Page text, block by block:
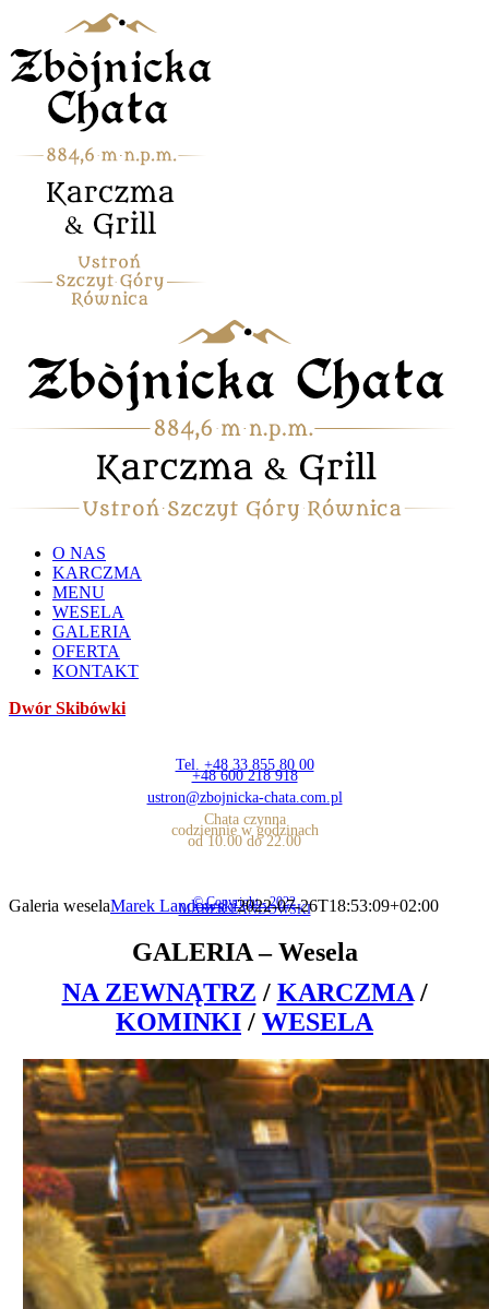
zawartości
O NAS
KARCZMA
MENU
WESELA
GALERIA
OFERTA
KONTAKT
Dwór Skibówki
Tel. +48 33 855 80 00
+48 600 218 918
ustron@zbojnicka-chata.com.pl
Chata czynna
codziennie w godzinach
od 10.00 do 22.00
© Copyright - 2022
MAREK LANDOWSKI
Galeria weselaMarek Landowski2022-07-26T18:53:09+02:00
GALERIA – Wesela
NA ZEWNĄTRZ / KARCZMA/
KOMINKI / WESELA